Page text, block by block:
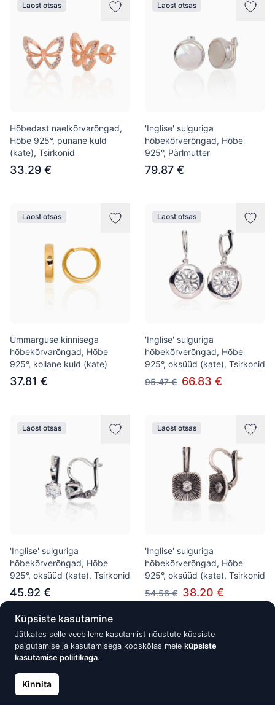
Laost otsas
Hõbedast naelkõrvarõngad,
Hõbe 925°, punane kuld
(kate), Tsirkonid
33.29 €
Laost otsas
'Inglise' sulguriga
hõbekõrverõngad, Hõbe
925°, Pärlmutter
79.87 €
Laost otsas
Ümmarguse kinnisega
hõbekõrvarõngad, Hõbe
925°, kollane kuld (kate)
37.81 €
Laost otsas
'Inglise' sulguriga
hõbekõrverõngad, Hõbe
925°, oksüüd (kate), Tsirkonid
95.47 € 66.83 €
Laost otsas
'Inglise' sulguriga
hõbekõrverõngad, Hõbe
925°, oksüüd (kate), Tsirkonid
45.92 €
Laost otsas
'Inglise' sulguriga
hõbekõrverõngad, Hõbe
925°, oksüüd (kate), Tsirkonid
54.56 € 38.20 €
Laost otsas Laost otsas
Küpsiste kasutamine
Jätkates selle veebilehe kasutamist nõustute küpsiste
paigutamise ja kasutamisega kooskõlas meie küpsiste
kasutamise poliitikaga.
Kinnita